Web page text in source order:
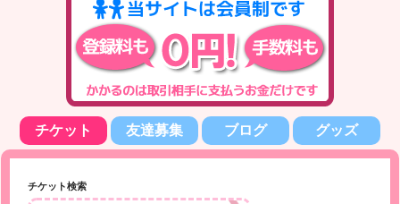
チケット 友達募集 ブログ グッズ
チケット検索